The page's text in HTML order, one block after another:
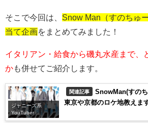
そこで今回は、 Snow Man（すのちゅ
当て企画をまとめてみました！
イタリアン・給食から磯丸水産まで、
かも併せてご紹介します。
ジャニーズ系
YouTuber
関連記事
SnowMan(すの
東京や京都のロケ地教えま